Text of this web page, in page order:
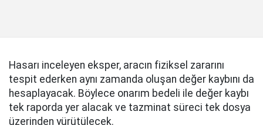
Hasarı inceleyen eksper, aracın fiziksel zararını
tespit ederken aynı zamanda oluşan değer kaybını da
hesaplayacak. Böylece onarım bedeli ile değer kaybı
tek raporda yer alacak ve tazminat süreci tek dosya
üzerinden yürütülecek.